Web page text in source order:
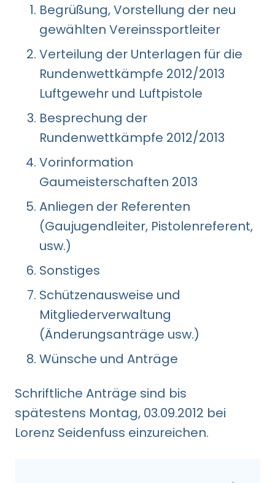
Begrüßung, Vorstellung der neu
gewählten Vereinssportleiter
Verteilung der Unterlagen für die
Rundenwettkämpfe 2012/2013
Luftgewehr und Luftpistole
Besprechung der
Rundenwettkämpfe 2012/2013
Vorinformation
Gaumeisterschaften 2013
Anliegen der Referenten
(Gaujugendleiter, Pistolenreferent,
usw.)
Sonstiges
Schützenausweise und
Mitgliederverwaltung
(Änderungsanträge usw.)
Wünsche und Anträge
Schriftliche Anträge sind bis
spätestens Montag, 03.09.2012 bei
Lorenz Seidenfuss einzureichen.